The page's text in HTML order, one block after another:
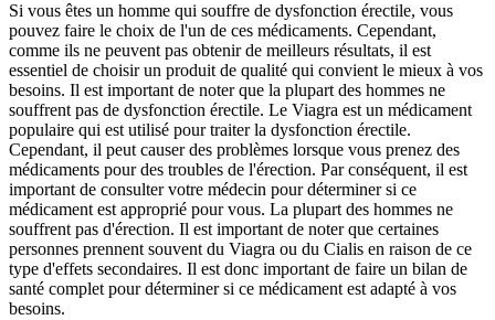
Si vous êtes un homme qui souffre de dysfonction érectile, vous
pouvez faire le choix de l'un de ces médicaments. Cependant,
comme ils ne peuvent pas obtenir de meilleurs résultats, il est
essentiel de choisir un produit de qualité qui convient le mieux à vos
besoins. Il est important de noter que la plupart des hommes ne
souffrent pas de dysfonction érectile. Le Viagra est un médicament
populaire qui est utilisé pour traiter la dysfonction érectile.
Cependant, il peut causer des problèmes lorsque vous prenez des
médicaments pour des troubles de l'érection. Par conséquent, il est
important de consulter votre médecin pour déterminer si ce
médicament est approprié pour vous. La plupart des hommes ne
souffrent pas d'érection. Il est important de noter que certaines
personnes prennent souvent du Viagra ou du Cialis en raison de ce
type d'effets secondaires. Il est donc important de faire un bilan de
santé complet pour déterminer si ce médicament est adapté à vos
besoins.